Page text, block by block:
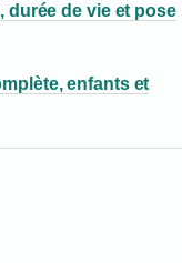
durée de vie et pose
enfants et